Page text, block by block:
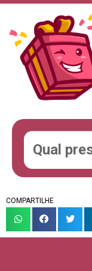
COMPARTILHE